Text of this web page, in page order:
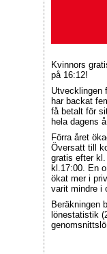
Kvinnors
på 16:12!
Utvecklingen
har backat
få betalt för
hela dagens
Förra året
Översatt till
gratis efter
kl.17:00. En
ökat mer i
varit mindre i
Beräkningen
lönestatistik